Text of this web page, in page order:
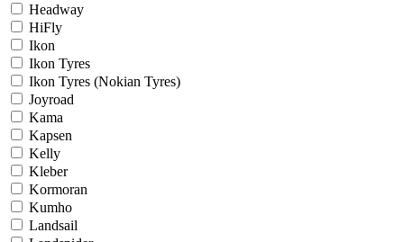
Headway
HiFly
Ikon
Ikon Tyres
Ikon Tyres (Nokian Tyres)
Joyroad
Kama
Kapsen
Kelly
Kleber
Kormoran
Kumho
Landsail